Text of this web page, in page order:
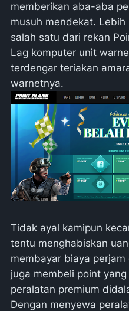
memberikan aba-aba
musuh mendekat.
salah satu dari rekan
Lag komputer unit
terdengar teriakan
warnetnya.
Tidak ayal kamipun
tentu menghabiskan
membayar biaya
juga membeli point
peralatan premium
Dengan menyewa